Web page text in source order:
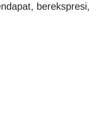
berekspresi,